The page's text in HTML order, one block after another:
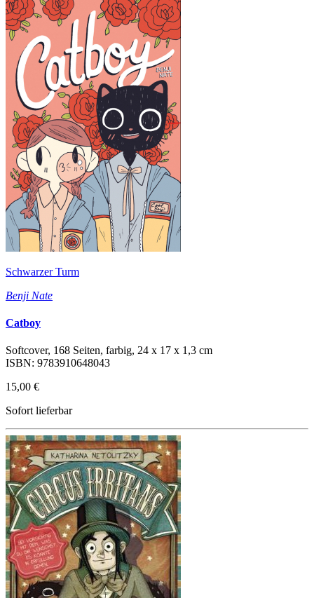
Schwarzer Turm
Benji Nate
Catboy
Softcover, 168 Seiten, farbig, 24 x 17 x 1,3 cm
ISBN: 9783910648043
15,00 €
Sofort lieferbar